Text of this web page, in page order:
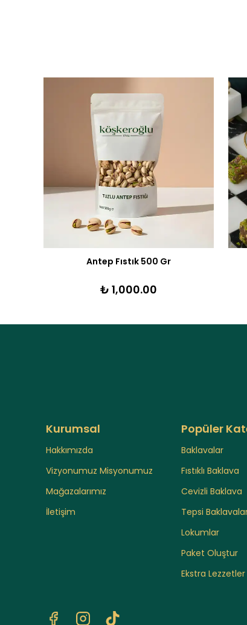
Antep Fıstık 500 Gr
₺ 1,000.00
Kurumsal
Hakkımızda
Vizyonumuz Misyonumuz
Mağazalarımız
İletişim
Popüler
Baklavalar
Fıstıklı Baklava
Cevizli Baklava
Tepsi
Lokumlar
Paket Oluştur
Ekstra Lezzetler